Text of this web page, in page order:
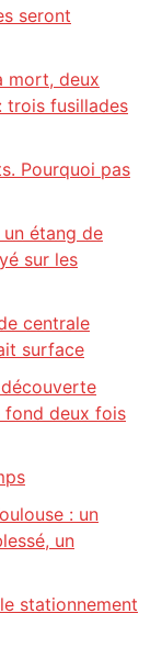
seront
mort, deux
trois fusillades
Pourquoi pas
étang de
sur les
centrale
surface
fond deux fois
: un
un
stationnement